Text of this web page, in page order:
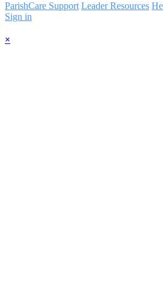
ParishCare Support Leader Resources
Sign in
×